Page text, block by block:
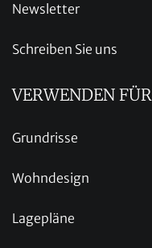
Newsletter
Schreiben Sie uns
VERWENDEN FÜR
Grundrisse
Wohndesign
Lagepläne